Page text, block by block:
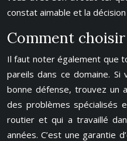
constat aimable et la
Comment
Il faut noter également que
pareils dans ce domaine.
bonne défense, trouvez un
des problèmes spécialisés
routier et qui a travaillé
années. C’est une garantie